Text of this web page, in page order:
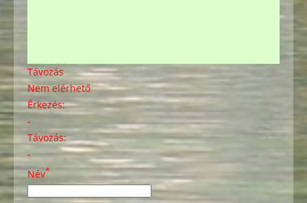
Távozás
Nem elérhető
Érkezés:
-
Távozás:
-
Név*